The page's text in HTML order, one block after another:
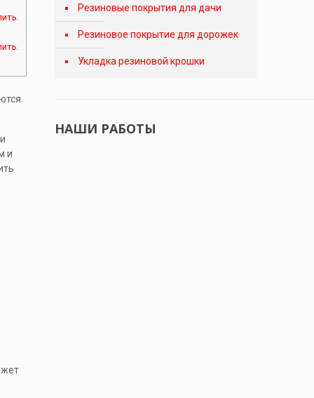
и
Резиновые покрытия для дачи
Резиновое покрытие для дорожек
Укладка резиновой крошки
НАШИ РАБОТЫ